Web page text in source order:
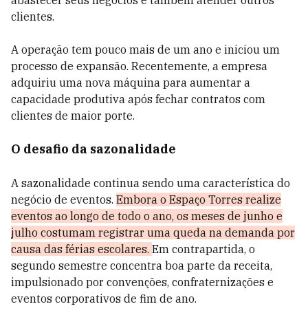
clientes.
A operação tem pouco mais de um ano e iniciou um
processo de expansão. Recentemente, a empresa
adquiriu uma nova máquina para aumentar a
capacidade produtiva após fechar contratos com
clientes de maior porte.
O desafio da sazonalidade
A sazonalidade continua sendo uma característica do
negócio de eventos. Embora o Espaço Torres realize
eventos ao longo de todo o ano, os meses de junho e
julho costumam registrar uma queda na demanda por
causa das férias escolares. Em contrapartida, o
segundo semestre concentra boa parte da receita,
impulsionado por convenções, confraternizações e
eventos corporativos de fim de ano.